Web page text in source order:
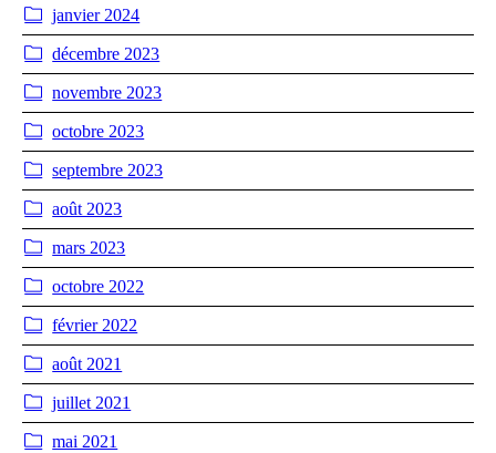
janvier 2024
décembre 2023
novembre 2023
octobre 2023
septembre 2023
août 2023
mars 2023
octobre 2022
février 2022
août 2021
juillet 2021
mai 2021